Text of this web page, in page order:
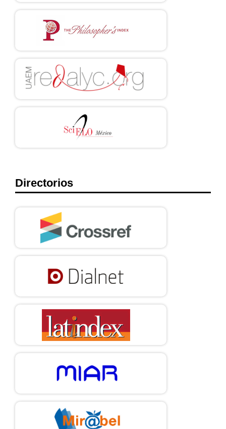
2902/34639
33. Beauchamp T, Childress J. Principles of Biomedical Ethics. 7th
ed. New York: Oxford University Press; 2012.
34. Organización de las Naciones Unidas (ONU). Convención
Internacional sobre los Derechos de las Personas con
Discapacidad; 2006.
35. Martínez J. Los ajustes razonables como medida de
integración laboral de las personas con discapacidad. Rev
Derecho. 2022; 23(1):187-211.
Directorios